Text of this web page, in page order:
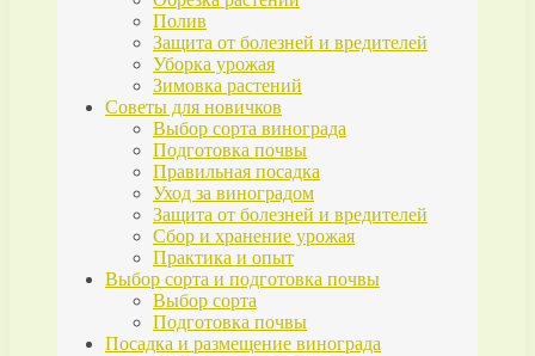
Полив
Защита от болезней и вредителей
Уборка урожая
Зимовка растений
Советы для новичков
Выбор сорта винограда
Подготовка почвы
Правильная посадка
Уход за виноградом
Защита от болезней и вредителей
Сбор и хранение урожая
Практика и опыт
Выбор сорта и подготовка почвы
Выбор сорта
Подготовка почвы
Посадка и размещение винограда